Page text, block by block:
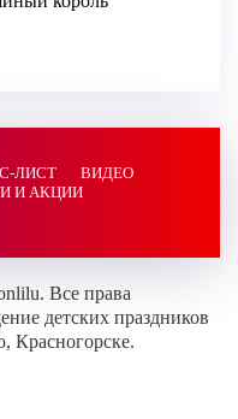
ЛИСТ
ВИДЕО
И АКЦИИ
Все права
детских праздников
Красногорске.